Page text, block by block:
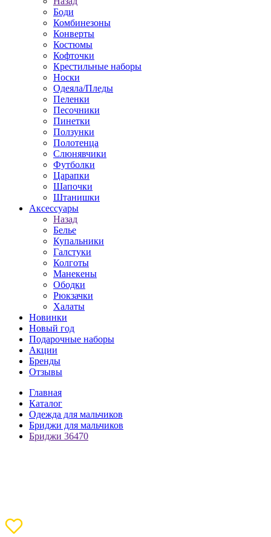
Боди
Комбинезоны
Конверты
Костюмы
Кофточки
Крестильные наборы
Носки
Одеяла/Пледы
Пеленки
Песочники
Пинетки
Ползунки
Полотенца
Слюнявчики
Футболки
Царапки
Шапочки
Штанишки
Аксессуары
Назад
Белье
Купальники
Галстуки
Колготы
Манекены
Ободки
Рюкзачки
Халаты
Новинки
Новый год
Подарочные наборы
Акции
Бренды
Отзывы
Главная
Каталог
Одежда для мальчиков
Бриджи для мальчиков
Бриджи 36470